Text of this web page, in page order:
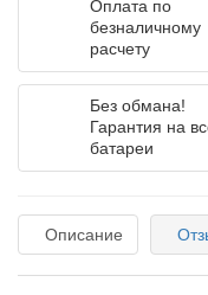
Оплата по
безналичному
расчету
Без обмана!
Гарантия на
батареи
Описание